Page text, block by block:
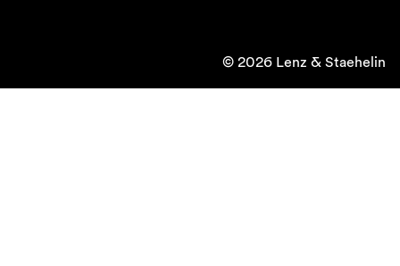
© 2026 Lenz & Staehelin